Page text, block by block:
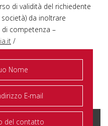
di validità del richiedente
da inoltrare
di competenza –
/